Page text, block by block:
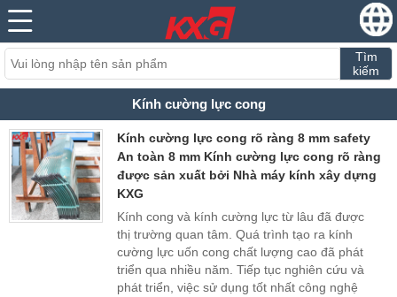
Tìm
kiếm
Kính cường lực cong
Kính cường lực cong rõ ràng 8 mm safety
An toàn 8 mm Kính cường lực cong rõ ràng
được sản xuất bởi Nhà máy kính xây dựng
KXG
Kính cong và kính cường lực từ lâu đã được
thị trường quan tâm. Quá trình tạo ra kính
cường lực uốn cong chất lượng cao đã phát
triển qua nhiều năm. Tiếp tục nghiên cứu và
phát triển, việc sử dụng tốt nhất công nghệ